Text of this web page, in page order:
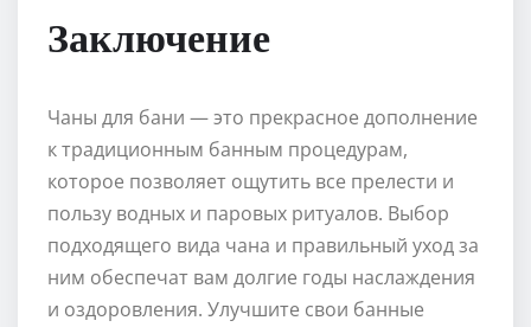
Заключение
Чаны для бани — это прекрасное дополнение
к традиционным банным процедурам,
которое позволяет ощутить все прелести и
пользу водных и паровых ритуалов. Выбор
подходящего вида чана и правильный уход за
ним обеспечат вам долгие годы наслаждения
и оздоровления. Улучшите свои банные